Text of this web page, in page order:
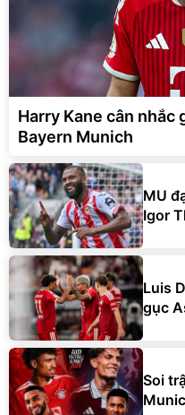
Harry Kane cân nhắc
Bayern Munich
MU
Igor
Luis
gục
Soi